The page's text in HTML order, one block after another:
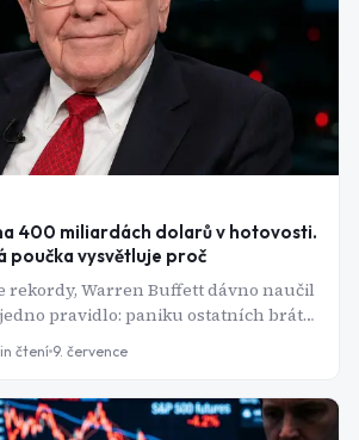
400 miliardách dolarů v hotovosti.
poučka vysvětluje proč
rekordy, Warren Buffett dávno naučil
pravidlo: paniku ostatních brát
čtení 9. července